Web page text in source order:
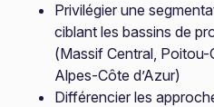
Privilégier une
ciblant les bassins de
(Massif Central,
Alpes-Côte d’Azur)
Différencier les